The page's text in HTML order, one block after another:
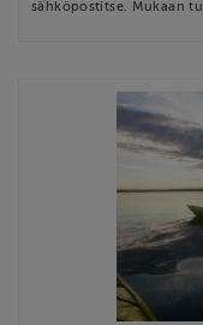
sähköpostitse. Mukaan